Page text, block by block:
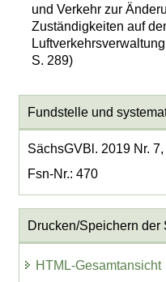
und Verkehr zur
Zuständigkeiten auf
S. 289)
Fundstelle und
SächsGVBl. 2019 Nr.
Fsn-Nr.: 470
Drucken/Speichern der
HTML-Gesamtansicht